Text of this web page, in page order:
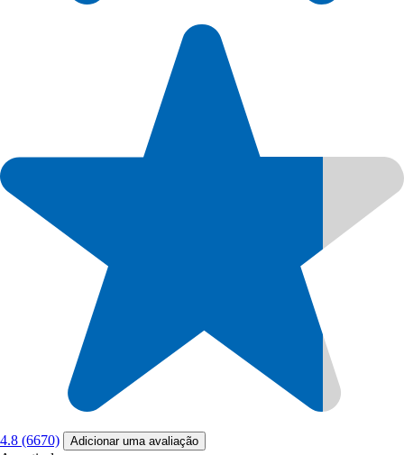
4.8 (6670) Adicionar uma avaliação